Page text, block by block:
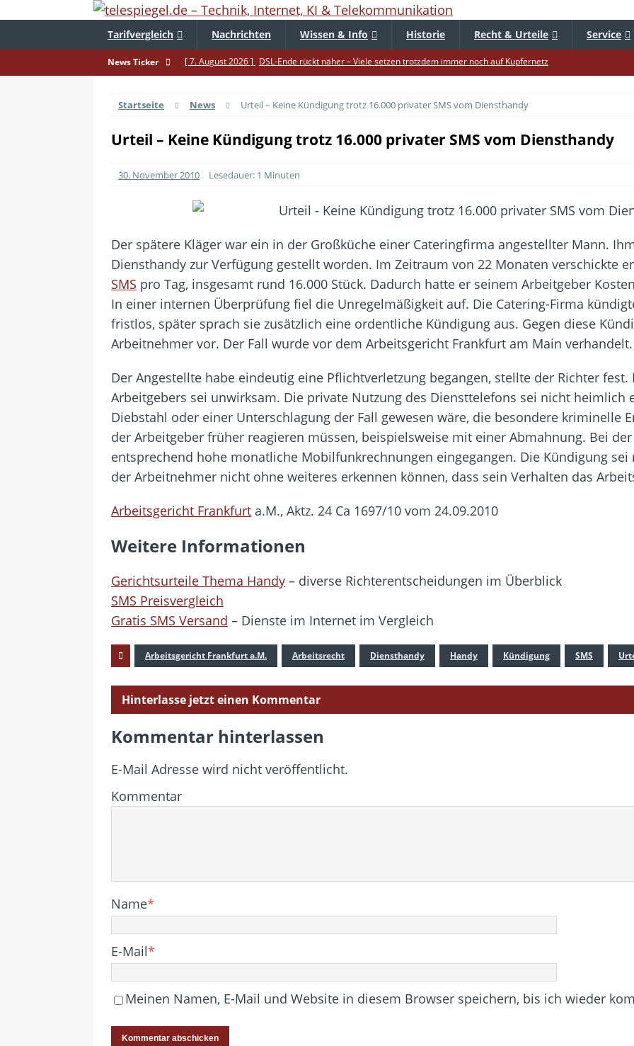
Tarifvergleich Nachrichten Wissen & Info Historie Recht & Urteile Service
News Ticker [ 7. August 2026 ] DSL-Ende rückt näher – Viele setzen trotzdem immer noch auf Kupfernetz
[ 4. August 2026 ] Smartphone-Kauf – Zu diesem Zeitpunkt sparen Käufer am meisten
[ 3. August 2026 ]
1&1 bekommt auf die Mütze – Unklare Unlimited-Klauseln sind unzulässig
[ 29. Juli 2026 ] Achtung: Polizei warnt – Raffinierte, neue WhatsApp-Betrugsmasche
[ 28. Juli 2026 ]
Im Urlaub erreichbar? – Warum viele Beschäftigte nicht abschalten
[ 22. Juli 2026 ]
WhatsApp macht die Handynummer unsichtbar – Die Benutzernamen kommen
[ 21. Juli 2026 ]
Wichtiges BGH-Urteil – Verbraucherrechte bei Online-Kündigung gestärkt
Startseite News Urteil – Keine Kündigung trotz 16.000 privater SMS vom Diensthandy
Urteil – Keine Kündigung trotz 16.000 privater SMS vom Diensthandy
30. November 2010 Lesedauer: 1 Minuten
Der spätere Kläger war ein in der Großküche einer Cateringfirma angestellter Mann.
Diensthandy zur Verfügung gestellt worden. Im Zeitraum von 22 Monaten verschickte
SMS pro Tag, insgesamt rund 16.000 Stück. Dadurch hatte er seinem Arbeitgeber
In einer internen Überprüfung fiel die Unregelmäßigkeit auf. Die Catering-Firma
fristlos, später sprach sie zusätzlich eine ordentliche Kündigung aus. Gegen diese
Arbeitnehmer vor. Der Fall wurde vor dem Arbeitsgericht Frankfurt am Main verhandelt.
Der Angestellte habe eindeutig eine Pflichtverletzung begangen, stellte der Richter
Arbeitgebers sei unwirksam. Die private Nutzung des Diensttelefons sei nicht heimlich
Diebstahl oder einer Unterschlagung der Fall gewesen wäre, die besondere kriminelle
der Arbeitgeber früher reagieren müssen, beispielsweise mit einer Abmahnung. Bei
entsprechend hohe monatliche Mobilfunkrechnungen eingegangen. Die Kündigung
der Arbeitnehmer nicht ohne weiteres erkennen können, dass sein Verhalten das
Arbeitsgericht Frankfurt a.M., Aktz. 24 Ca 1697/10 vom 24.09.2010
Weitere Informationen
Gerichtsurteile Thema Handy – diverse Richterentscheidungen im Überblick
SMS Preisvergleich
Gratis SMS Versand – Dienste im Internet im Vergleich
Arbeitsgericht Frankfurt a.M. Arbeitsrecht Diensthandy Handy Kündigung SMS
Hinterlasse jetzt einen Kommentar
Kommentar hinterlassen
E-Mail Adresse wird nicht veröffentlicht.
Kommentar
Name*
E-Mail*
Meinen Namen, E-Mail und Website in diesem Browser speichern, bis ich wieder